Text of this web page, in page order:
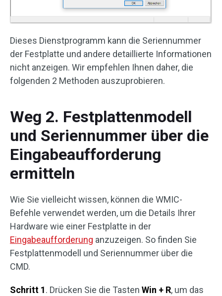
Dieses Dienstprogramm kann die Seriennummer
der Festplatte und andere detaillierte Informationen
nicht anzeigen. Wir empfehlen Ihnen daher, die
folgenden 2 Methoden auszuprobieren.
Weg 2. Festplattenmodell
und Seriennummer über die
Eingabeaufforderung
ermitteln
Wie Sie vielleicht wissen, können die WMIC-
Befehle verwendet werden, um die Details Ihrer
Hardware wie einer Festplatte in der
Eingabeaufforderung anzuzeigen. So finden Sie
Festplattenmodell und Seriennummer über die
CMD.
Schritt 1. Drücken Sie die Tasten Win + R, um das